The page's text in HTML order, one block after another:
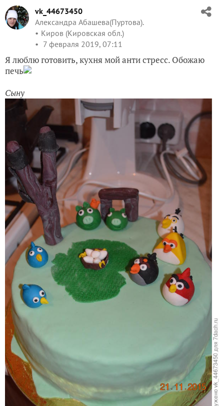
vk_44673450
Александра Абашева(Пуртова).
Киров (Кировская обл.)
7 февраля 2019, 07:11
Я люблю готовить, кухня мой анти стресс. Обожаю
печь
Сыну